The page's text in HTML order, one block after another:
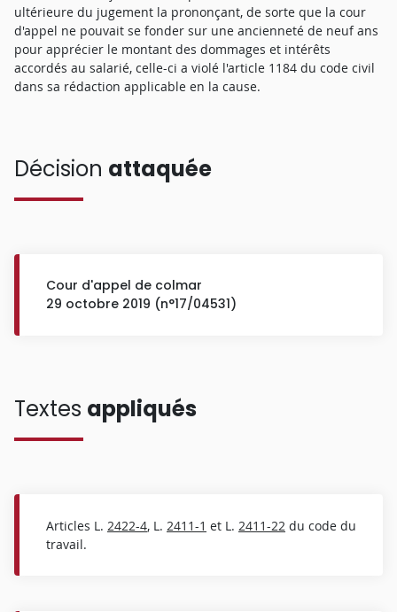
ultérieure du jugement la prononçant, de sorte que la cour
d'appel ne pouvait se fonder sur une ancienneté de neuf ans
pour apprécier le montant des dommages et intérêts
accordés au salarié, celle-ci a violé l'article 1184 du code civil
dans sa rédaction applicable en la cause.
Décision attaquée
Cour d'appel de colmar
29 octobre 2019 (n°17/04531)
Textes appliqués
Articles L. 2422-4, L. 2411-1 et L. 2411-22 du code du
travail.